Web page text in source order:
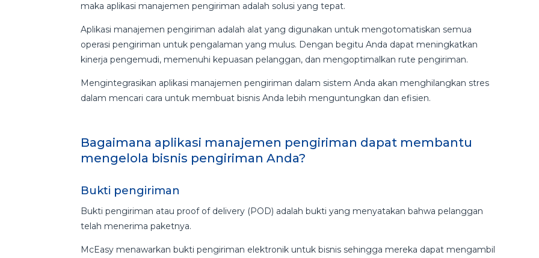
maka aplikasi manajemen pengiriman adalah solusi yang tepat.
Aplikasi manajemen pengiriman adalah alat yang digunakan untuk mengotomatiskan semua
operasi pengiriman untuk pengalaman yang mulus. Dengan begitu Anda dapat meningkatkan
kinerja pengemudi, memenuhi kepuasan pelanggan, dan mengoptimalkan rute pengiriman.
Mengintegrasikan aplikasi manajemen pengiriman dalam sistem Anda akan menghilangkan stres
dalam mencari cara untuk membuat bisnis Anda lebih menguntungkan dan efisien.
Bagaimana aplikasi manajemen pengiriman dapat membantu
mengelola bisnis pengiriman Anda?
Bukti pengiriman
Bukti pengiriman atau proof of delivery (POD) adalah bukti yang menyatakan bahwa pelanggan
telah menerima paketnya.
McEasy menawarkan bukti pengiriman elektronik untuk bisnis sehingga mereka dapat mengambil